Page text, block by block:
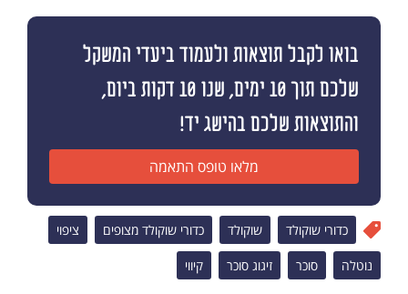
בואו לקבל תוצאות ולעמוד ביעדי המשקל
שלכם תוך 10 ימים, שנו 10 דקות ביום,
והתוצאות שלכם בהישג יד!
מלאו טופס התאמה
כדורי שוקולד שוקולד כדורי שוקולד מצופים ציפוי
נוטלה סוכר זיגוג סוכר קיווי